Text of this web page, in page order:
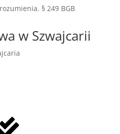
§ 249 BGB
w Szwajcarii